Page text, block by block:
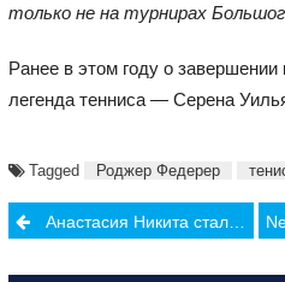
только не на турнирах
Ранее в этом году о
легенда тенниса — Серена
Tagged Роджер Федерер
PostАнастасия Никита стала чемпионкой мира по борьбе! Netflix